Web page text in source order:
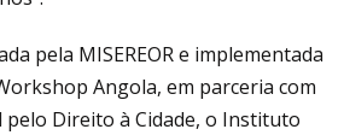
pela MISEREOR e implementada
Angola, em parceria com
Direito à Cidade, o Instituto